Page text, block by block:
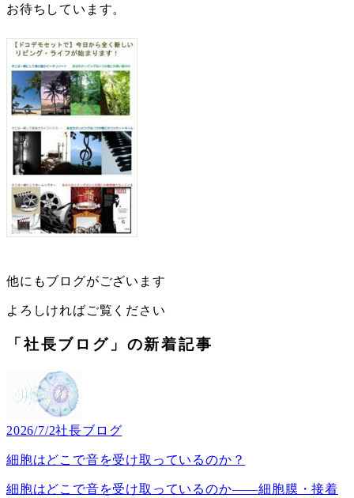
お待ちしています。
他にもブログがございます
よろしければご覧ください
「社長ブログ」の新着記事
2026/7/2社長ブログ
細胞はどこで音を受け取っているのか？
細胞はどこで音を受け取っているのか――細胞膜・接着